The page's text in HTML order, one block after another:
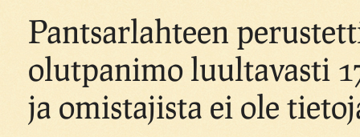
Pantsarlahteen
olutpanimo luultavasti
ja omistajista ei ole